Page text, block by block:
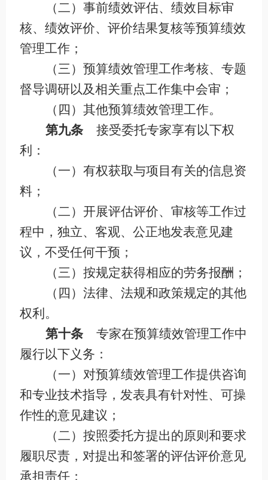
（二）事前绩效评估、绩效目标审
核、绩效评价、评价结果复核等预算绩效
管理工作；
（三）预算绩效管理工作考核、专题
督导调研以及相关重点工作集中会审；
（四）其他预算绩效管理工作。
第九条
接受委托专家享有以下权
利：
（一）有权获取与项目有关的信息资
料；
（二）开展评估评价、审核等工作过
程中，独立、客观、公正地发表意见建
议，不受任何干预；
（三）按规定获得相应的劳务报酬；
（四）法律、法规和政策规定的其他
权利。
第十条
专家在预算绩效管理工作中
履行以下义务：
（一）对预算绩效管理工作提供咨询
和专业技术指导，发表具有针对性、可操
作性的意见建议；
（二）按照委托方提出的原则和要求
履职尽责，对提出和签署的评估评价意见
承担责任；